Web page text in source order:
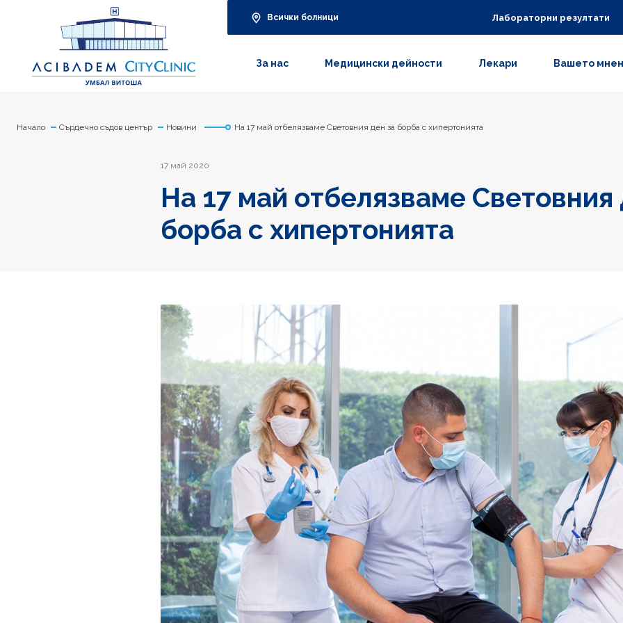
Всички болници Лабораторни резултати
За нас Медицински дейности Лекари Вашето
Начало Сърдечно съдов център Новини На 17 май отбелязваме Световния ден за борба с хипертонията
17 май 2020
На 17 май отбелязваме Световния
борба с хипертонията